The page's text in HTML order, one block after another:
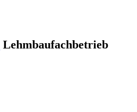
Lehmbaufachbetrieb